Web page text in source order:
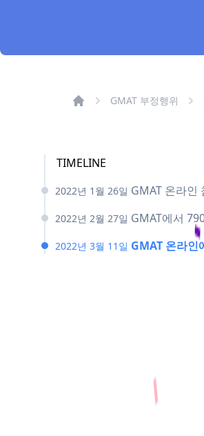
GMAT 부정행위
TIMELINE
2022년 1월 26일 GMAT 온라인
2022년 2월 27일 GMAT에서
2022년 3월 11일 GMAT 온라인